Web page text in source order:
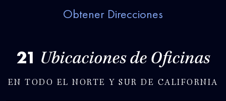
21 Ubicaciones de Oficinas
EN TODO EL NORTE Y SUR DE CALIFORNIA
Obtener Direcciones